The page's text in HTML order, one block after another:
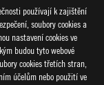
používají k zajištění
soubory cookies a
nastavení cookies ve
budou tyto webové
cookies třetích stran,
účelům nebo použití ve